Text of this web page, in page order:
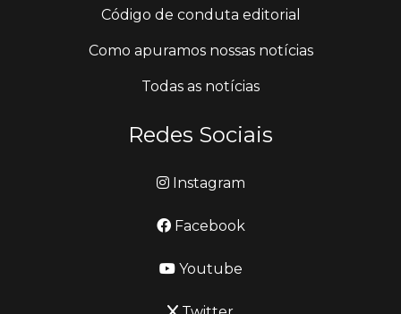
Código de conduta editorial
Como apuramos nossas notícias
Todas as notícias
Redes Sociais
Instagram
Facebook
Youtube